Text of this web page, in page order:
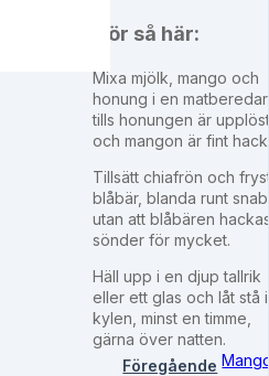
Gör så här:
Mixa mjölk, mango och
honung i en
tills honungen är upplöst
och mangon är fint
Tillsätt chiafrön och
blåbär, blanda runt
utan att blåbären
sönder för mycket.
Häll upp i en djup tallrik
eller ett glas och låt stå i
kylen, minst en timme,
gärna över natten.
Föregående